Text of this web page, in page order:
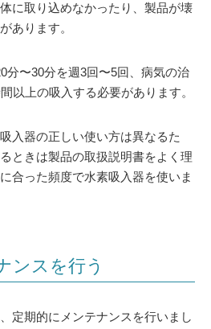
に取り込めなかったり、製品が壊
あります。
分〜30分を週3回〜5回、病気の治
以上の吸入する必要があります。
入器の正しい使い方は異なるた
ときは製品の取扱説明書をよく理
合った頻度で水素吸入器を使いま
ンスを行う
定期的にメンテナンスを行いまし